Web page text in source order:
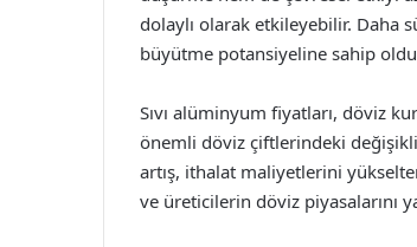
dolaylı olarak etkileyebilir. Daha
büyütme potansiyeline sahip
Sıvı alüminyum fiyatları, döviz
önemli döviz çiftlerindeki
artış, ithalat maliyetlerini
ve üreticilerin döviz piyasalarını